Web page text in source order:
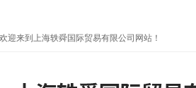
欢迎来到上海轶舜国际贸易有限公司网站！